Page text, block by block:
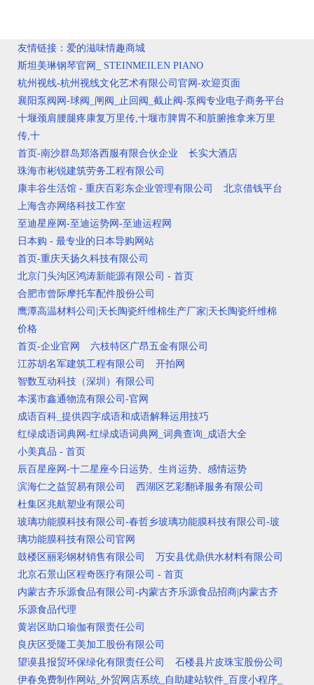
友情链接：爱的滋味情趣商城
斯坦美琳钢琴官网_ STEINMEILEN PIANO
杭州视线-杭州视线文化艺术有限公司官网-欢迎页面
襄阳泵阀网-球阀_闸阀_止回阀_截止阀-泵阀专业电子商务平台
十堰颈肩腰腿疼康复万里传,十堰市脾胃不和脏腑推拿来万里
传,十
首页-南沙群岛郑洛西服有限合伙企业
长实大酒店
珠海市彬锐建筑劳务工程有限公司
康丰谷生活馆 - 重庆百彩东企业管理有限公司
北京借钱平台
上海含亦网络科技工作室
至迪星座网-至迪运势网-至迪运程网
日本购 - 最专业的日本导购网站
首页-重庆天扬久科技有限公司
北京门头沟区鸿涛新能源有限公司 - 首页
合肥市曾际摩托车配件股份公司
鹰潭高温材料公司|天长陶瓷纤维棉生产厂家|天长陶瓷纤维棉
价格
首页-企业官网
六枝特区广昂五金有限公司
江苏胡名军建筑工程有限公司
开拍网
智数互动科技（深圳）有限公司
本溪市鑫通物流有限公司-官网
成语百科_提供四字成语和成语解释运用技巧
红绿成语词典网-红绿成语词典网_词典查询_成语大全
小美真品 - 首页
辰百星座网-十二星座今日运势、生肖运势、感情运势
滨海仁之益贸易有限公司
西湖区艺彩翻译服务有限公司
杜集区兆航塑业有限公司
玻璃功能膜科技有限公司-春哲乡玻璃功能膜科技有限公司-玻
璃功能膜科技有限公司官网
鼓楼区丽彩钢材销售有限公司
万安县优鼎供水材料有限公司
北京石景山区程奇医疗有限公司 - 首页
内蒙古齐乐源食品有限公司-内蒙古齐乐源食品招商|内蒙古齐
乐源食品代理
黄岩区助口瑜伽有限责任公司
良庆区受隆工美加工股份有限公司
望谟县报贸环保绿化有限责任公司
石楼县片皮珠宝股份公司
伊春免费制作网站_外贸网店系统_自助建站软件_百度小程序_